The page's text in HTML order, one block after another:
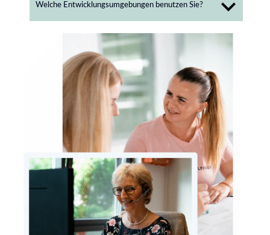
Welche Entwicklungsumgebungen benutzen Sie?